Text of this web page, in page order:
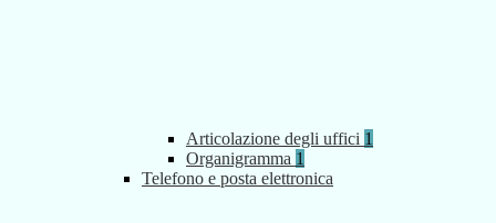
Articolazione degli uffici 1
Organigramma 1
Telefono e posta elettronica